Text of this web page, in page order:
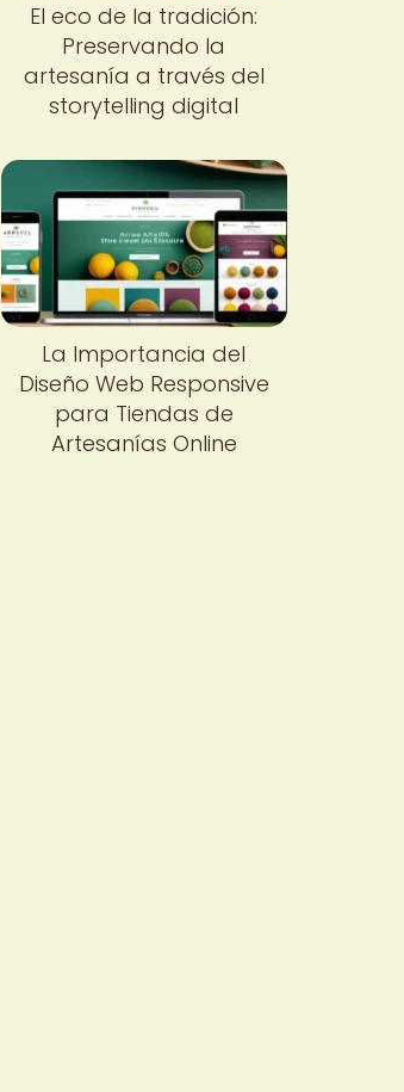
El eco de la tradición:
Preservando la
artesanía a través del
storytelling digital
La Importancia del
Diseño Web Responsive
para Tiendas de
Artesanías Online